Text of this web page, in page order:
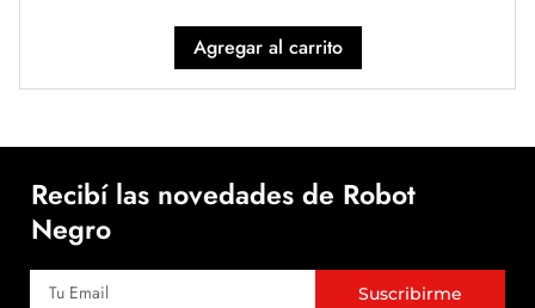
Agregar al carrito
Recibí las novedades de Robot
Negro
Suscribirme